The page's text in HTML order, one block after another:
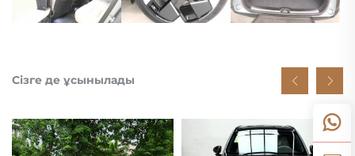
Сізге де ұсынылады